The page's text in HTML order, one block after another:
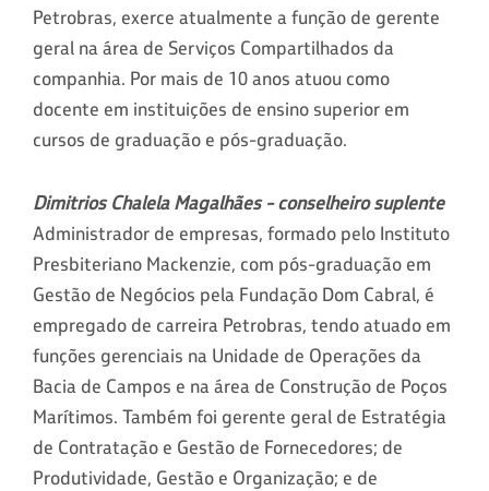
Petrobras, exerce atualmente a função de gerente
geral na área de Serviços Compartilhados da
companhia. Por mais de 10 anos atuou como
docente em instituições de ensino superior em
cursos de graduação e pós-graduação.
Dimitrios Chalela Magalhães - conselheiro suplente
Administrador de empresas, formado pelo Instituto
Presbiteriano Mackenzie, com pós-graduação em
Gestão de Negócios pela Fundação Dom Cabral, é
empregado de carreira Petrobras, tendo atuado em
funções gerenciais na Unidade de Operações da
Bacia de Campos e na área de Construção de Poços
Marítimos. Também foi gerente geral de Estratégia
de Contratação e Gestão de Fornecedores; de
Produtividade, Gestão e Organização; e de